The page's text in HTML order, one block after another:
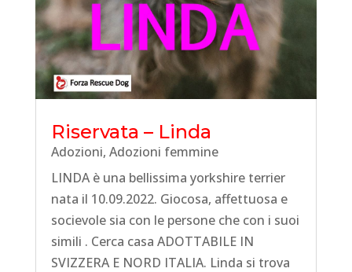
Riservata – Linda
Adozioni, Adozioni femmine
LINDA è una bellissima yorkshire terrier
nata il 10.09.2022. Giocosa, affettuosa e
socievole sia con le persone che con i suoi
simili . Cerca casa ADOTTABILE IN
SVIZZERA E NORD ITALIA. Linda si trova